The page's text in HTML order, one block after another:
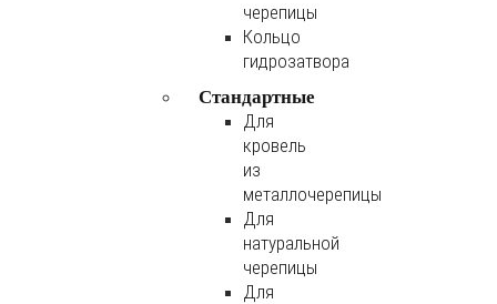
черепицы
Кольцо
гидрозатвора
Стандартные
Для
кровель
из
металлочерепицы
Для
натуральной
черепицы
Для